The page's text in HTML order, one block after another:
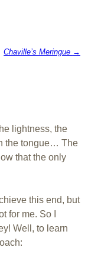
Chaville’s Meringue →
l ightness, the
the tongue… The
that the only
this end, but
for me. So
Well, to learn